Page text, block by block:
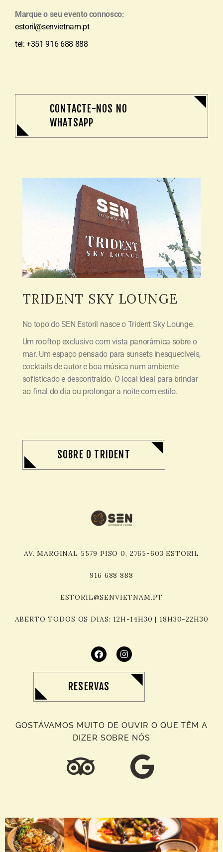
Marque o seu evento connosco:
estoril@senvietnam.pt
tel: +351 916 688 888
CONTACTE-NOS NO
WHATSAPP
TRIDENT SKY LOUNGE
No topo do SEN Estoril nasce o Trident Sky Lounge.
Um rooftop exclusivo com vista panorâmica sobre o
mar. Um espaço pensado para sunsets inesquecíveis,
cocktails de autor e boa música num ambiente
sofisticado e descontraído. O local ideal para brindar
ao final do dia ou prolongar a noite com estilo.
SOBRE O TRIDENT
AV. MARGINAL 5579 PISO 0, 2765-603 ESTORIL
916 688 888
ESTORIL@SENVIETNAM.PT
ABERTO TODOS OS DIAS: 12H-14H30 | 18H30-22H30
RESERVAS
GOSTÁVAMOS MUITO DE OUVIR O QUE TÊM A
DIZER SOBRE NÓS